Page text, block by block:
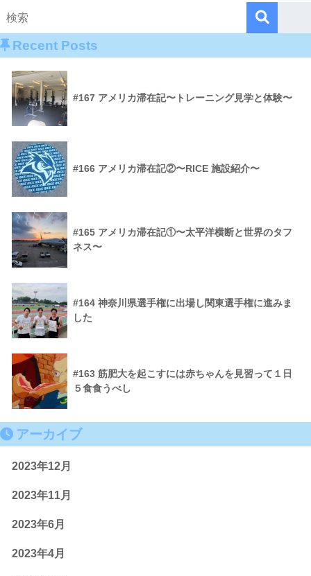
Recent Posts
#167 アメリカ滞在記〜トレーニング見学と体験〜
#166 アメリカ滞在記②〜RICE 施設紹介〜
#165 アメリカ滞在記①〜太平洋横断と世界のタフ
ネス〜
#164 神奈川県選手権に出場し関東選手権に進みま
した
#163 筋肥大を起こすには赤ちゃんを見習って１日
５食食うべし
アーカイブ
2023年12月
2023年11月
2023年6月
2023年4月